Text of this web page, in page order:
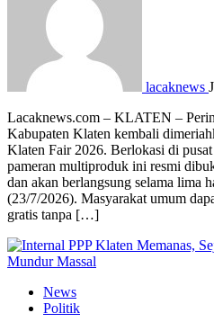
lacaknews
Lacaknews.com – KLATEN –
Kabupaten Klaten kembali
Klaten Fair 2026. Berlokasi di
pameran multiproduk ini resmi
dan akan berlangsung selama lima
(23/7/2026). Masyarakat umum
gratis tanpa […]
News
Politik